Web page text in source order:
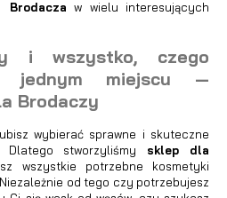
Brodacza w wielu interesujących
i wszystko, czego
jednym miejscu —
Brodaczy
wybierać sprawne i skuteczne
Dlatego stworzyliśmy sklep dla
wszystkie potrzebne kosmetyki
od tego czy potrzebujesz